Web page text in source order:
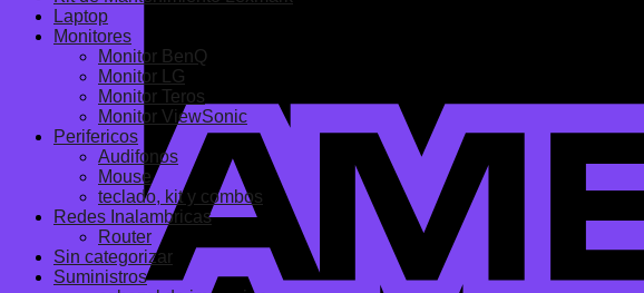
Laptop
Monitores
Monitor BenQ
Monitor LG
Monitor Teros
Monitor ViewSonic
Perifericos
Audifonos
Mouse
teclado, kit y combos
Redes Inalambricas
Router
Sin categorizar
Suministros